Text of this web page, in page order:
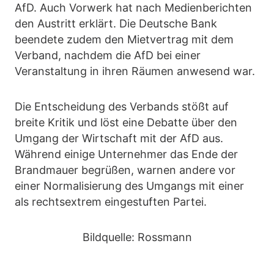
AfD. Auch Vorwerk hat nach Medienberichten
den Austritt erklärt. Die Deutsche Bank
beendete zudem den Mietvertrag mit dem
Verband, nachdem die AfD bei einer
Veranstaltung in ihren Räumen anwesend war.
Die Entscheidung des Verbands stößt auf
breite Kritik und löst eine Debatte über den
Umgang der Wirtschaft mit der AfD aus.
Während einige Unternehmer das Ende der
Brandmauer begrüßen, warnen andere vor
einer Normalisierung des Umgangs mit einer
als rechtsextrem eingestuften Partei.
Bildquelle: Rossmann